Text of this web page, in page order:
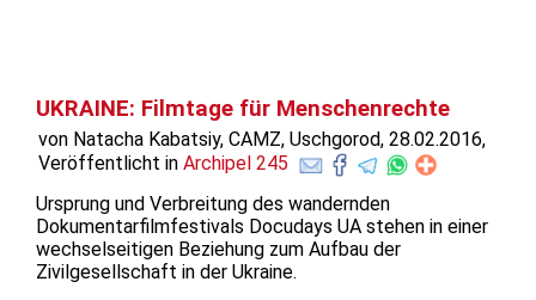
UKRAINE: Filmtage für Menschenrechte
von Natacha Kabatsiy, CAMZ, Uschgorod, 28.02.2016,
Veröffentlicht in Archipel 245
Ursprung und Verbreitung des wandernden
Dokumentarfilmfestivals Docudays UA stehen in einer
wechselseitigen Beziehung zum Aufbau der
Zivilgesellschaft in der Ukraine.